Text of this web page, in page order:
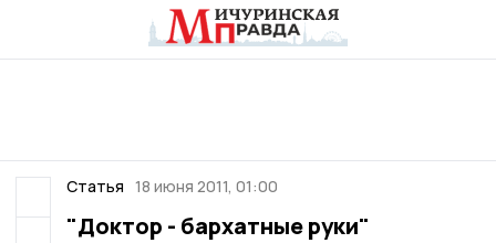
Статья 18 июня 2011, 01:00
"Доктор - бархатные руки"